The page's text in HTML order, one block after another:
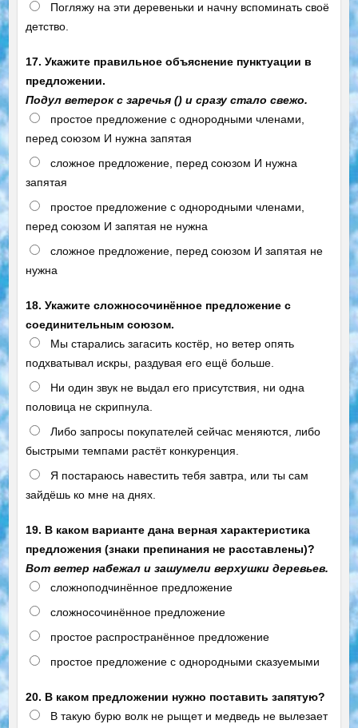
Погляжу на эти деревеньки и начну вспоминать своё
детство.
17. Укажите правильное объяснение пунктуации в
предложении.
Подул ветерок с заречья () и сразу стало свежо.
простое предложение с однородными членами,
перед союзом И нужна запятая
сложное предложение, перед союзом И нужна
запятая
простое предложение с однородными членами,
перед союзом И запятая не нужна
сложное предложение, перед союзом И запятая не
нужна
18. Укажите сложносочинённое предложение с
соединительным союзом.
Мы старались загасить костёр, но ветер опять
подхватывал искры, раздувая его ещё больше.
Ни один звук не выдал его присутствия, ни одна
половица не скрипнула.
Либо запросы покупателей сейчас меняются, либо
быстрыми темпами растёт конкуренция.
Я постараюсь навестить тебя завтра, или ты сам
зайдёшь ко мне на днях.
19. В каком варианте дана верная характеристика
предложения (знаки препинания не расставлены)?
Вот ветер набежал и зашумели верхушки деревьев.
сложноподчинённое предложение
сложносочинённое предложение
простое распространённое предложение
простое предложение с однородными сказуемыми
20. В каком предложении нужно поставить запятую?
В такую бурю волк не рыщет и медведь не вылезает